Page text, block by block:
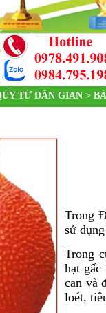
TỪ DÂN GIAN>
Trong
sử
Trong
hạt
can và
loét,